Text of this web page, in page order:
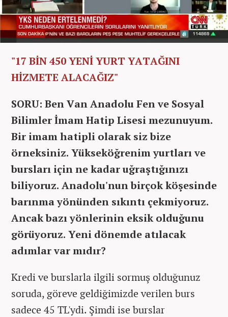
"17 BİN 450 YENİ YURT YATAĞINI
HİZMETE ALACAĞIZ"
SORU: Ben Van Anadolu Fen ve Sosyal
Bilimler İmam Hatip Lisesi mezunuyum.
Bir imam hatipli olarak siz bize
örneksiniz. Yükseköğrenim yurtları ve
bursları için ne kadar uğraştığınızı
biliyoruz. Anadolu'nun birçok köşesinde
barınma yönünden sıkıntı çekmiyoruz.
Ancak bazı yönlerinin eksik olduğunu
görüyoruz. Yeni dönemde atılacak
adımlar var mıdır?
Kredi ve burslarla ilgili sormuş olduğunuz
soruda, göreve geldiğimizde verilen burs
sadece 45 TL'ydi. Şimdi ise burslar